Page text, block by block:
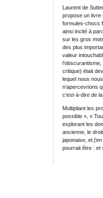
Laurent de
propose un livre
formules-chocs
ainsi incité à
sur les gros
des plus
valeur
critique) était
lequel nous
n’apercevrions
c’est-à-dire de
Multipliant les
possible », «
explorant les
ancienne, le
japonaise, et
pourrait être : et